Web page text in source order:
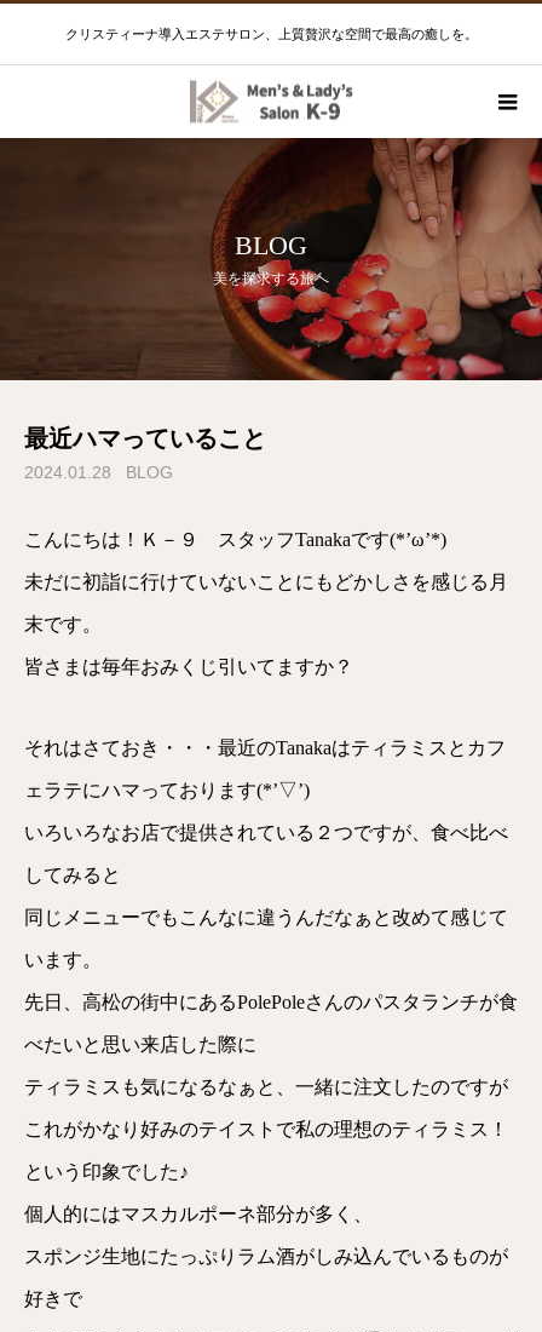
クリスティーナ導入エステサロン、上質贅沢な空間で最高の癒しを。
BLOG
美を探求する旅へ
最近ハマっていること
2024.01.28 BLOG
こんにちは！Ｋ－９ スタッフTanakaです(*’ω’*)
未だに初詣に行けていないことにもどかしさを感じる月
末です。
皆さまは毎年おみくじ引いてますか？
それはさておき・・・最近のTanakaはティラミスとカフ
ェラテにハマっております(*’▽’)
いろいろなお店で提供されている２つですが、食べ比べ
してみると
同じメニューでもこんなに違うんだなぁと改めて感じて
います。
先日、高松の街中にあるPolePoleさんのパスタランチが食
べたいと思い来店した際に
ティラミスも気になるなぁと、一緒に注文したのですが
これがかなり好みのテイストで私の理想のティラミス！
という印象でした♪
個人的にはマスカルポーネ部分が多く、
スポンジ生地にたっぷりラム酒がしみ込んでいるものが
好きで